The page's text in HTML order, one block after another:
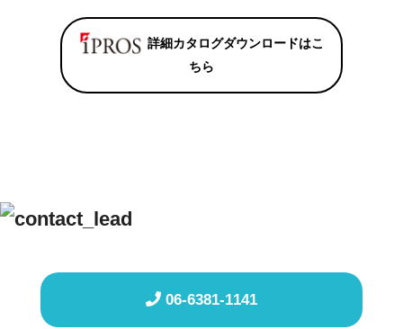
詳細カタログダウンロードはこ
ちら
06-6381-1141